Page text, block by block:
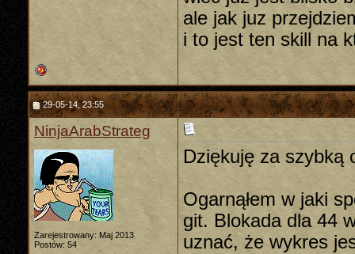
ale jak juz
i to jest ten skill na
29-05-14, 23:55
NinjaArabStrateg
Zarejestrowany: Maj 2013
Postów: 54
Dziękuję za szybką
Ogarnąłem w jaki
git. Blokada dla 44
uznać, że wykres